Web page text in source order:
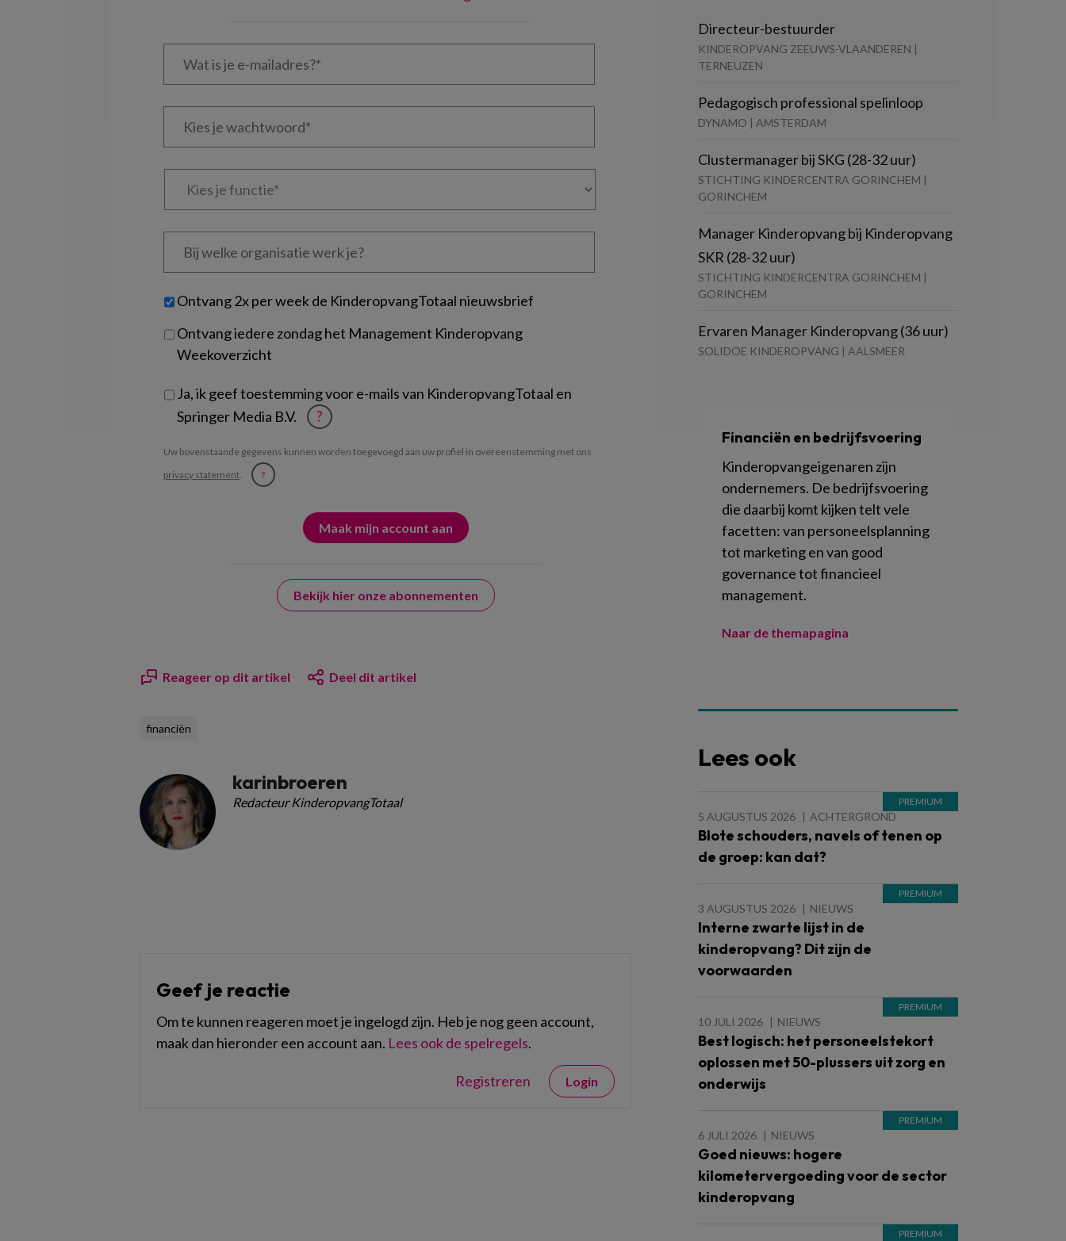
Wat
Kies
Kies
Bij
welke
je?
Untitled
Ontvang 2x per week de KinderopvangTotaal nieuwsbrief
Ontvang iedere zondag het Management Kinderopvang
Weekoverzicht
Ja, ik geef toestemming voor e-mails van KinderopvangTotaal en
Springer Media B.V.
?
Uw bovenstaande gegevens kunnen worden toegevoegd aan uw profiel in overeenstemming met ons
privacy statement. ?
Bekijk hier onze abonnementen
Reageer op dit artikel Deel dit artikel
financiën
karinbroeren
Redacteur KinderopvangTotaal
Geef je reactie
Om te kunnen reageren moet je ingelogd zijn. Heb je nog geen account,
maak dan hieronder een account aan. Lees ook de spelregels.
Registreren Login
Directeur-bestuurder
KINDEROPVANG ZEEUWS-VLAANDEREN |
TERNEUZEN
Pedagogisch professional spelinloop
DYNAMO | AMSTERDAM
Clustermanager bij SKG (28-32 uur)
STICHTING KINDERCENTRA GORINCHEM |
GORINCHEM
Manager Kinderopvang bij Kinderopvang
SKR (28-32 uur)
STICHTING KINDERCENTRA GORINCHEM |
GORINCHEM
Ervaren Manager Kinderopvang (36 uur)
SOLIDOE KINDEROPVANG | AALSMEER
Financiën en bedrijfsvoering
Kinderopvangeigenaren zijn
ondernemers. De bedrijfsvoering
die daarbij komt kijken telt vele
facetten: van personeelsplanning
tot marketing en van good
governance tot financieel
management.
Naar de themapagina
Lees ook
5 AUGUSTUS 2026 ACHTERGROND
Blote schouders, navels of tenen op
de groep: kan dat?
3 AUGUSTUS 2026 NIEUWS
Interne zwarte lijst in de
kinderopvang? Dit zijn de
voorwaarden
10 JULI 2026 NIEUWS
Best logisch: het personeelstekort
oplossen met 50-plussers uit zorg en
onderwijs
6 JULI 2026 NIEUWS
Goed nieuws: hogere
kilometervergoeding voor de sector
kinderopvang